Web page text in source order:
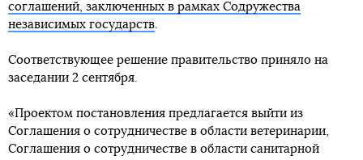
соглашений, заключенных в рамках Содружества
независимых государств.
Соответствующее решение правительство приняло на
заседании 2 сентября.
«Проектом постановления предлагается выйти из
Соглашения о сотрудничестве в области ветеринарии,
Соглашения о сотрудничестве в области санитарной